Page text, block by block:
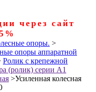
через сайт
опоры. >
опоры аппаратной
Ролик с крепежной
(ролик) серии А1
>Усиленная колесная